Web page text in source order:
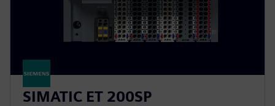
SIMATIC ET 200SP